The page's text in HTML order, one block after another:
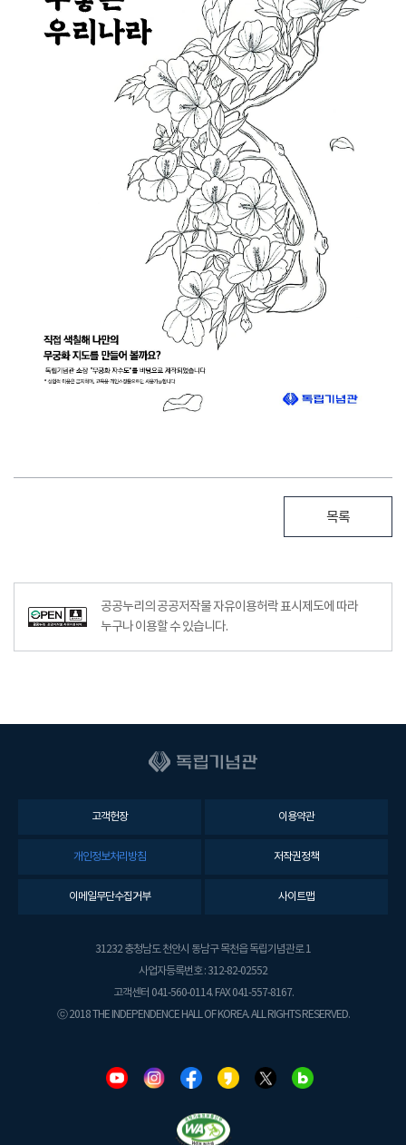
목록
공공누리의 공공저작물 자유이용허락 표시제도에 따라
누구나 이용할 수 있습니다.
고객헌장 이용약관
개인정보처리방침 저작권정책
이메일무단수집거부 사이트맵
31232 충청남도 천안시 동남구 목천읍 독립기념관로 1
사업자등록번호 : 312-82-02552
고객센터 041-560-0114. FAX 041-557-8167.
ⓒ 2018 THE INDEPENDENCE HALL OF KOREA. ALL RIGHTS RESERVED.